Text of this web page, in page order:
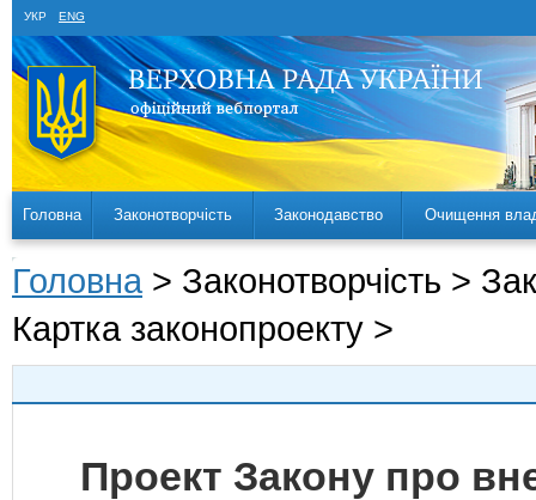
УКР ENG
Головна Законотворчість Законодавство Очищення
Головна > Законотворчість >
Картка законопроекту >
Проект Закону про